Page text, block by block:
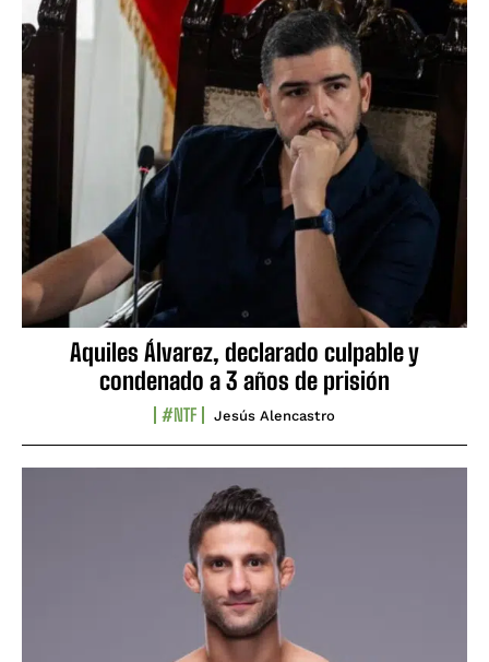
Aquiles Álvarez, declarado culpable y
condenado a 3 años de prisión
#NTF Jesús Alencastro